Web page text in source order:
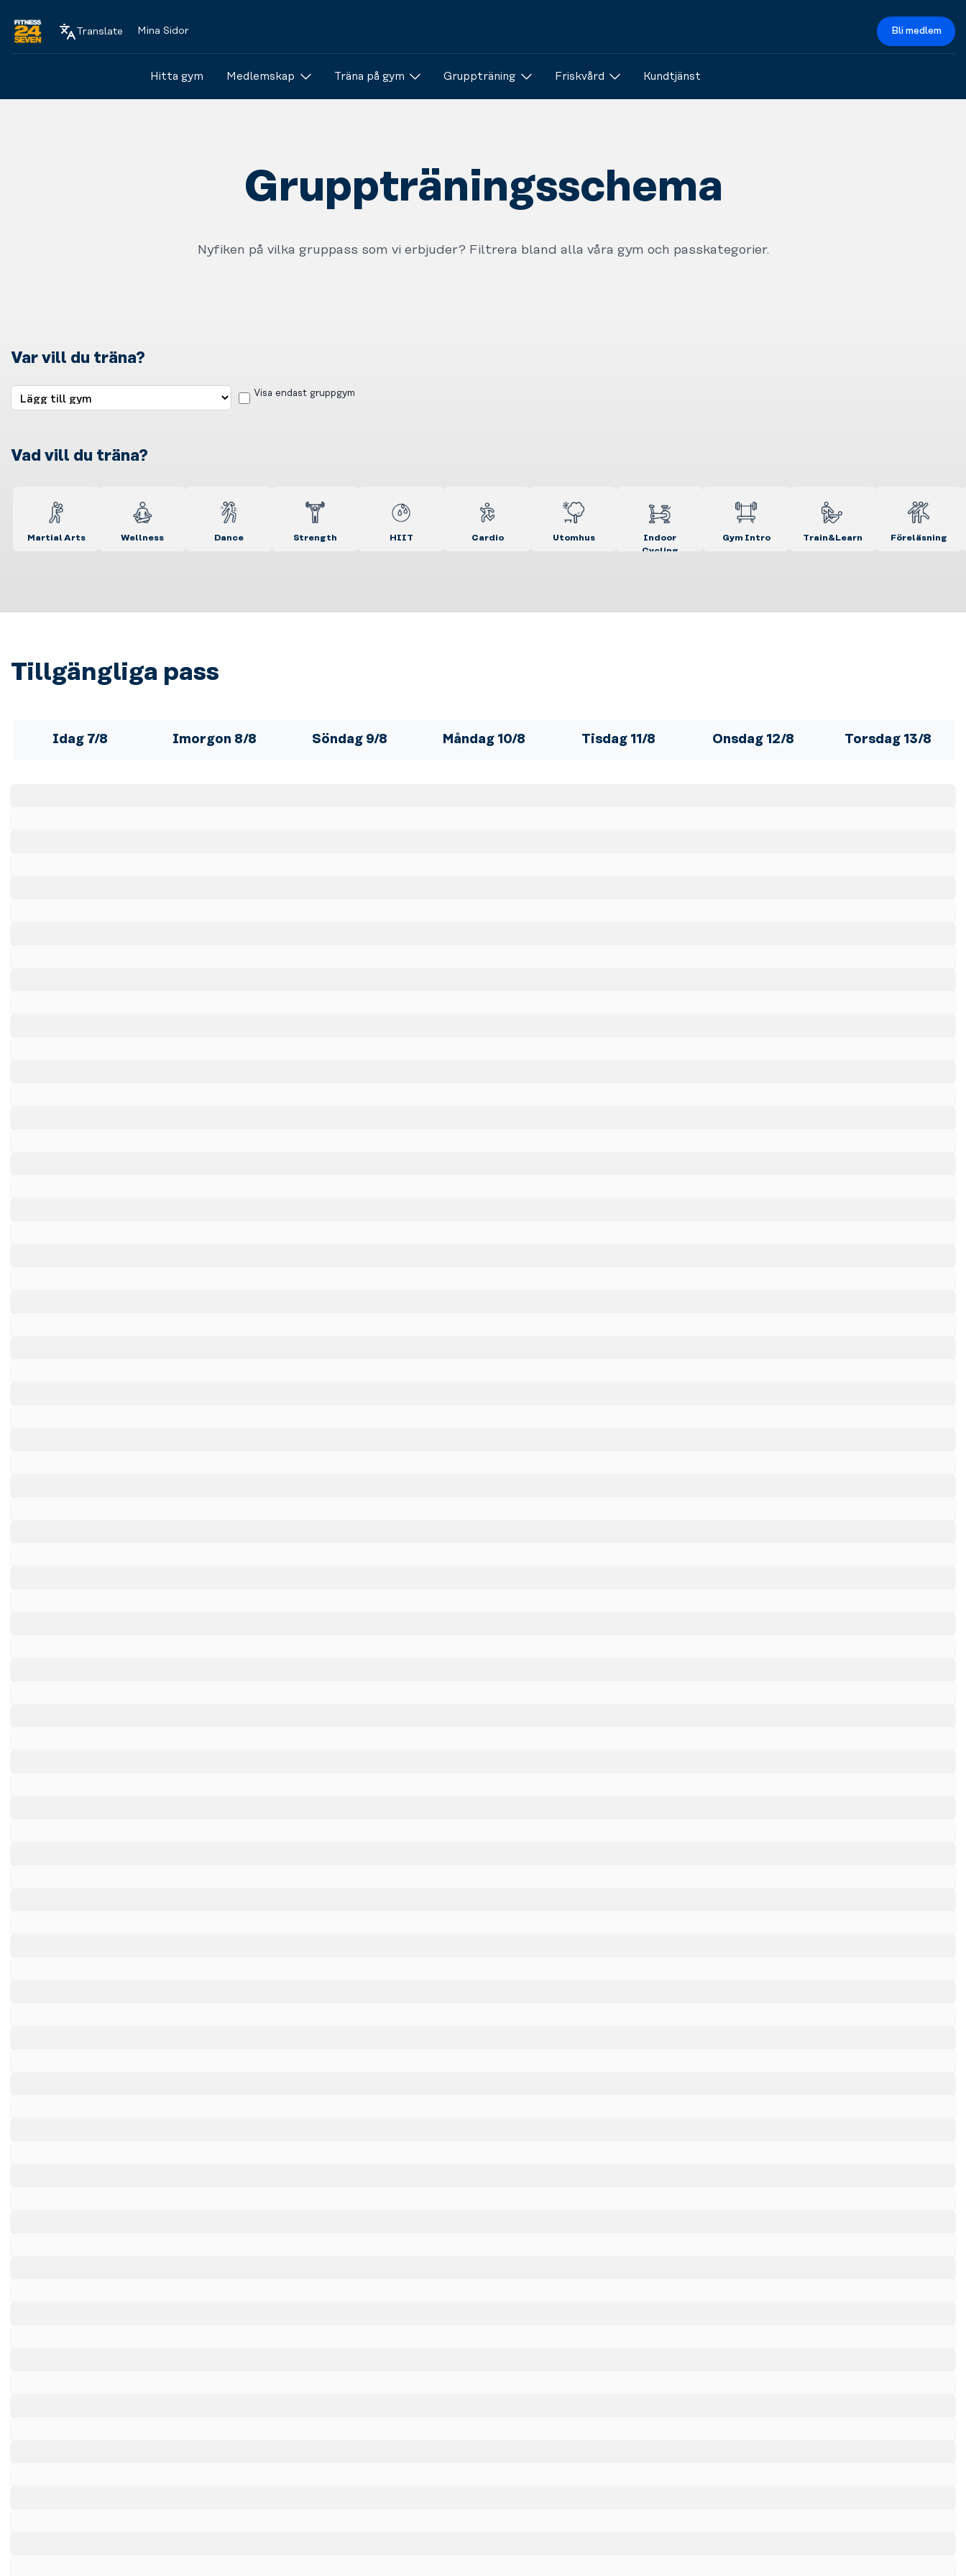
Logo
Bli medlem
Translate Mina Sidor
Hitta gym Medlemskap Träna på gym Gruppträning Friskvård Kundtjänst
Gruppträningsschema
Nyfiken på vilka gruppass som vi erbjuder? Filtrera bland alla våra gym och passkategorier.
Var vill du träna?
Visa endast gruppgym
Vad vill du träna?
Martial Arts Wellness Dance Strength HIIT Cardio Utomhus
Indoor
Cycling
Gym Intro Train&Learn Föreläsning
Tillgängliga pass
Idag 7/8 Imorgon 8/8 Söndag 9/8 Måndag 10/8 Tisdag 11/8 Onsdag 12/8 Torsdag 13/8